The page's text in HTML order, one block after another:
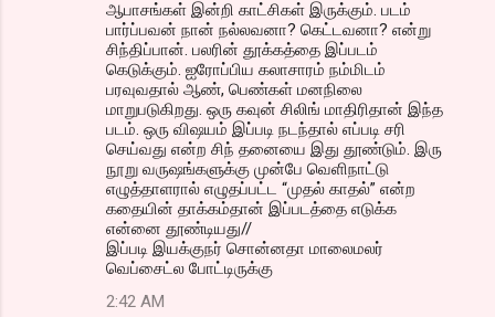
ஆபாசங்கள் இன்றி காட்சிகள் இருக்கும். படம்
பார்ப்பவன் நான் நல்லவனா? கெட்டவனா? என்று
சிந்திப்பான். பலரின் தூக்கத்தை இப்படம்
கெடுக்கும். ஐரோப்பிய கலாசாரம் நம்மிடம்
பரவுவதால் ஆண், பெண்கள் மனநிலை
மாறுபடுகிறது. ஒரு கவுன் சிலிங் மாதிரிதான் இந்த
படம். ஒரு விஷயம் இப்படி நடந்தால் எப்படி சரி
செய்வது என்ற சிந் தனையை இது தூண்டும். இரு
நூறு வருஷங்களுக்கு முன்பே வெளிநாட்டு
எழுத்தாளரால் எழுதப்பட்ட “முதல் காதல்” என்ற
கதையின் தாக்கம்தான் இப்படத்தை எடுக்க
என்னை தூண்டியது//
இப்படி இயக்குநர் சொன்னதா மாலைமலர்
வெப்சைட்ல போட்டிருக்கு
2:42 AM